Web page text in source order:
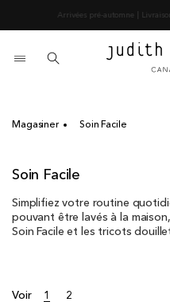
passer
contenu
Vente de fin de saison
Magasiner Soin Facile
C
l
l
i
Soin Facile
Simplifiez votre routine
pouvant être lavés à la
Soin Facile et les tricots
Voir 1 2